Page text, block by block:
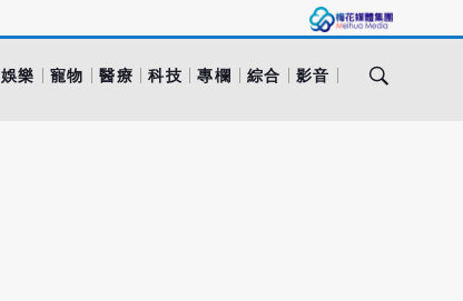
娛樂 寵物 醫療 科技 專欄 綜合 影音